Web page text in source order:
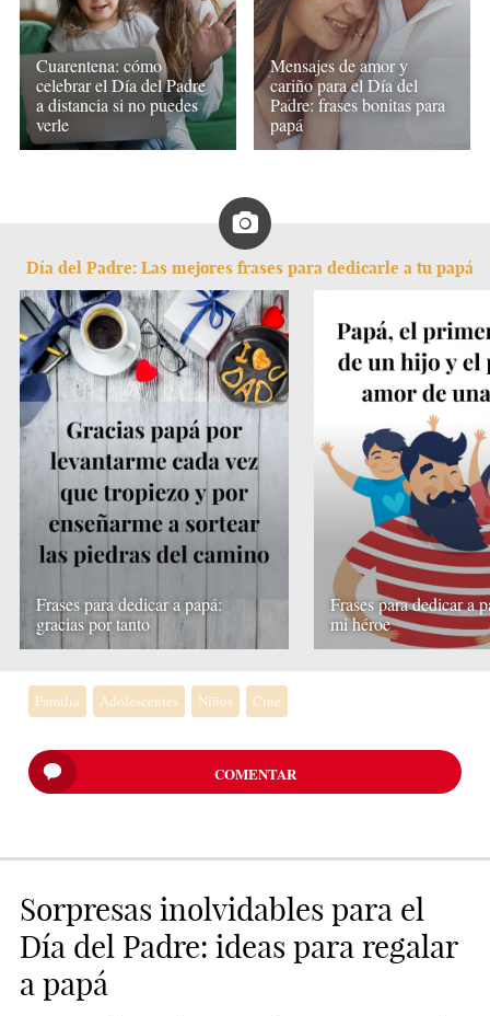
Cuarentena: cómo
celebrar el Día del Padre
a distancia si no puedes
verle
Mensajes de amor y
cariño para el Día del
Padre: frases bonitas para
papá
Día del Padre: Las mejores frases para dedicarle a tu papá
Frases para dedicar a papá:
gracias por tanto
Frases para dedicar a
mi héroe
Familia Adolescentes Niños Cine
COMENTAR
Sorpresas inolvidables para el
Día del Padre: ideas para regalar
a papá